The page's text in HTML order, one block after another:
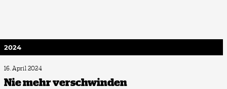
2024
16. April 2024
Nie mehr verschwinden